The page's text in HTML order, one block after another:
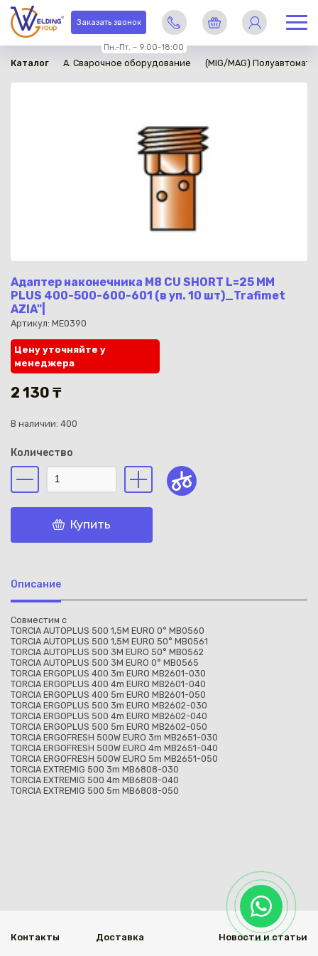
Заказать звонок
Пн.-Пт. – 9:00-18:00
Каталог A. Сварочное оборудование (MIG/MAG)
Адаптер наконечника M8 CU SHORT L=25 MM
PLUS 400-500-600-601 (в уп. 10 шт)_Trafimet
AZIA"|
Артикул: ME0390
в наличии
Цену уточняйте у
менеджера
2 130 ₸
В наличии: 400
Количество
Купить
Описание
Совместим с
TORCIA AUTOPLUS 500 1,5M EURO 0° MB0560
TORCIA AUTOPLUS 500 1,5M EURO 50° MB0561
TORCIA AUTOPLUS 500 3M EURO 50° MB0562
TORCIA AUTOPLUS 500 3M EURO 0° MB0565
TORCIA ERGOPLUS 400 3m EURO MB2601-030
TORCIA ERGOPLUS 400 4m EURO MB2601-040
TORCIA ERGOPLUS 400 5m EURO MB2601-050
TORCIA ERGOPLUS 500 3m EURO MB2602-030
TORCIA ERGOPLUS 500 4m EURO MB2602-040
TORCIA ERGOPLUS 500 5m EURO MB2602-050
TORCIA ERGOFRESH 500W EURO 3m MB2651-030
TORCIA ERGOFRESH 500W EURO 4m MB2651-040
TORCIA ERGOFRESH 500W EURO 5m MB2651-050
TORCIA EXTREMIG 500 3m MB6808-030
TORCIA EXTREMIG 500 4m MB6808-040
TORCIA EXTREMIG 500 5m MB6808-050
Контакты Доставка Новости и статьи